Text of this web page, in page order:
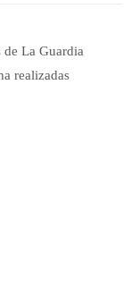
de La Guardia
realizadas